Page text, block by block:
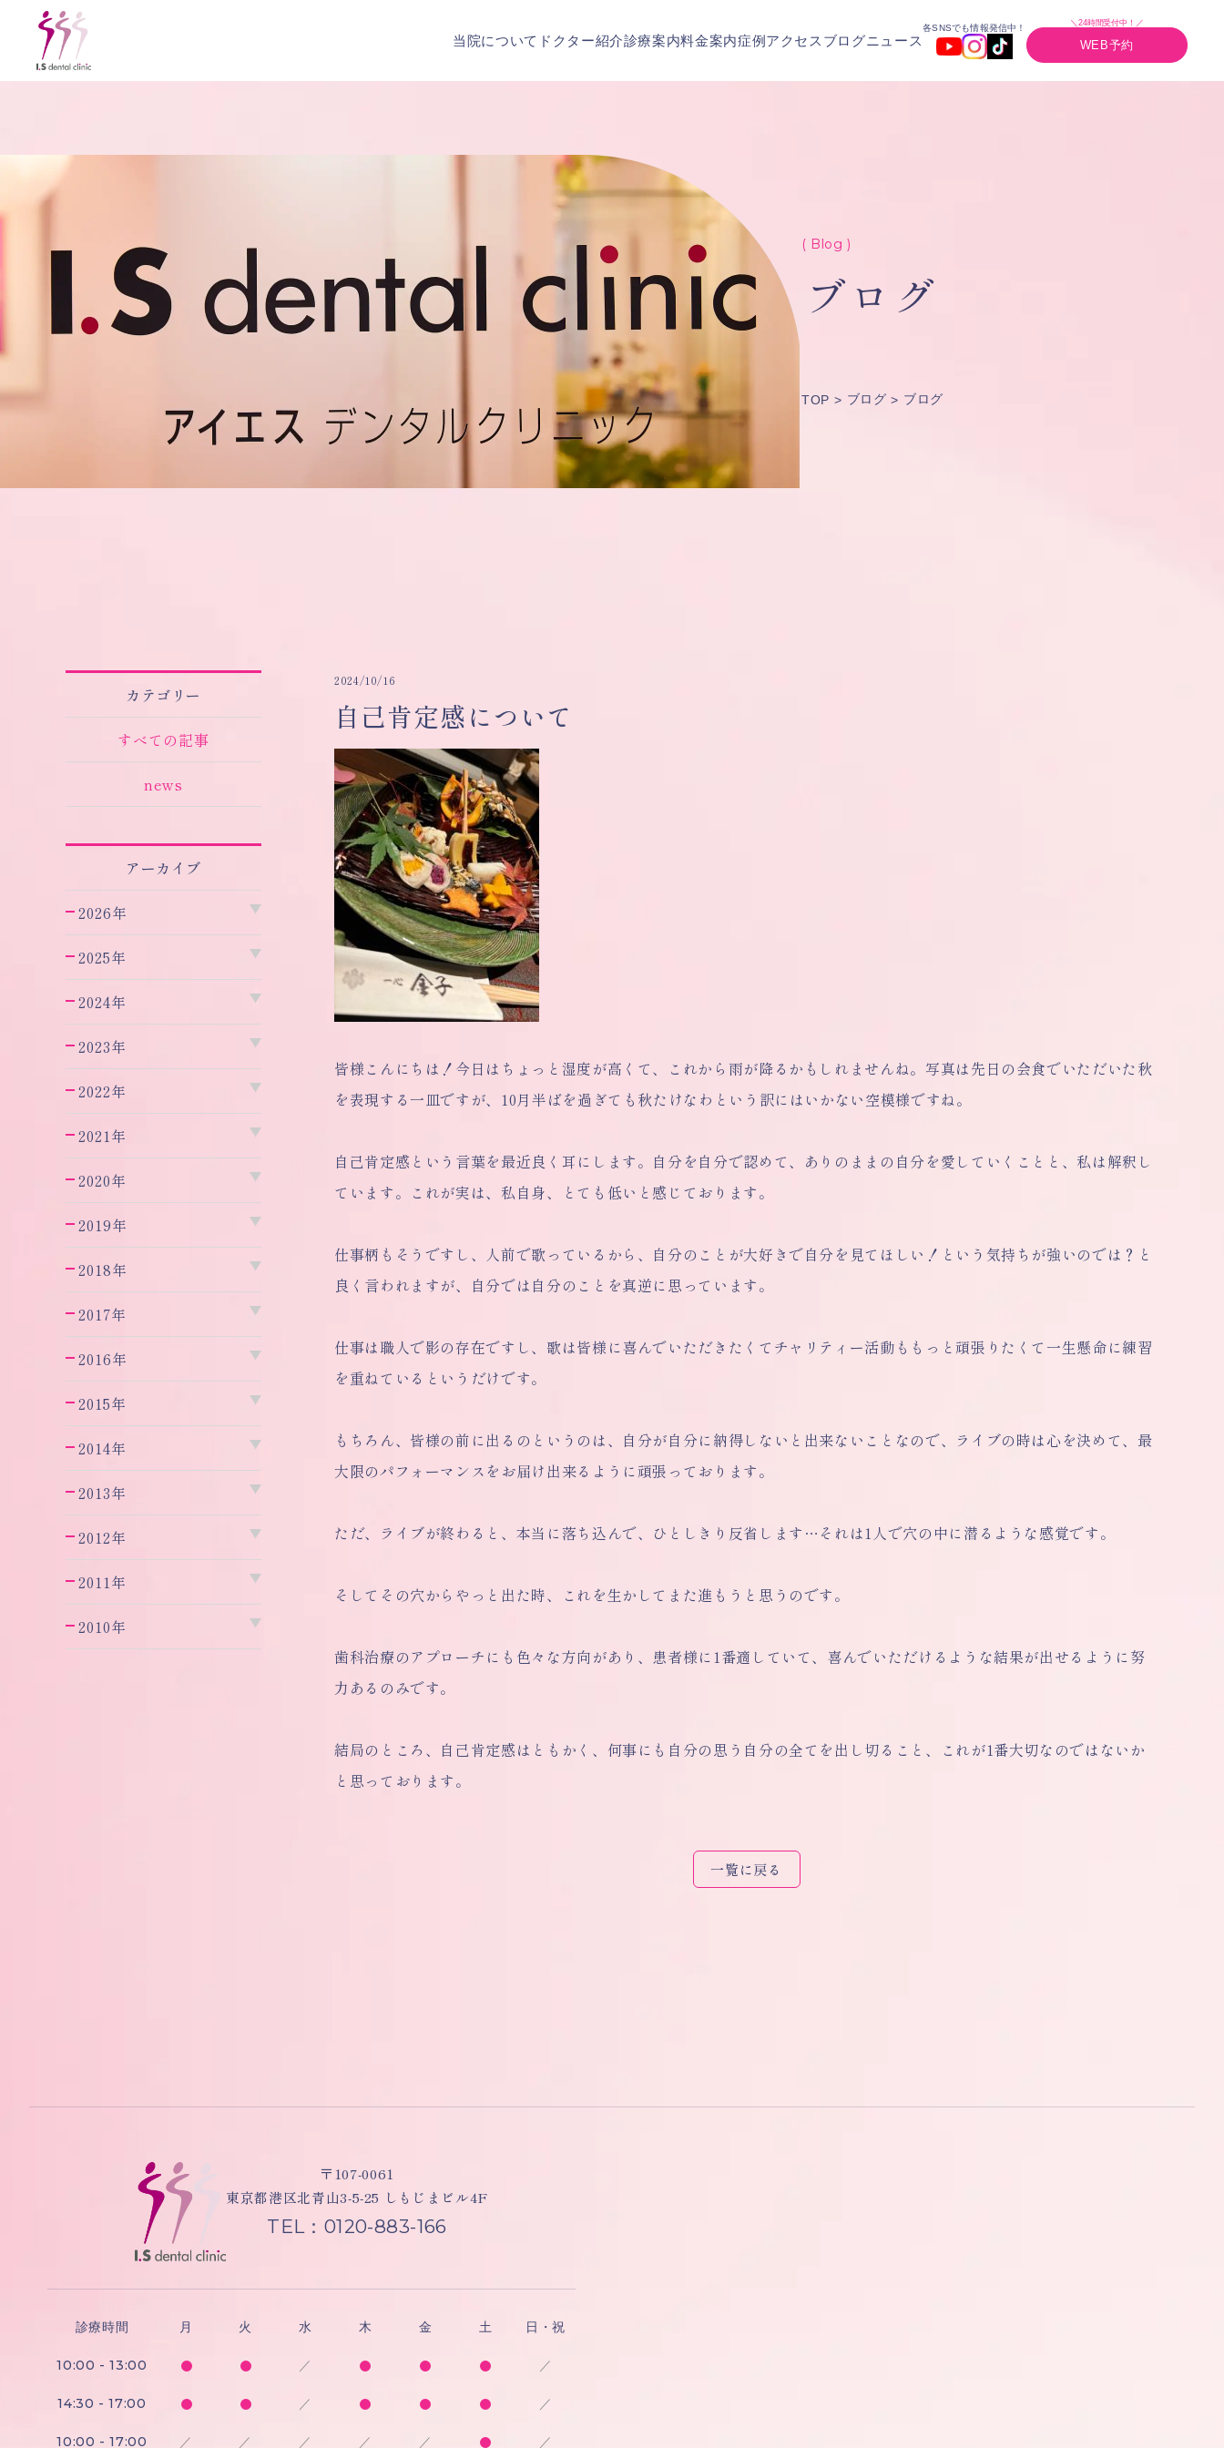
当院について ドクター紹介診療案内料金案内症例アクセス ブログニュース
各SNSでも情報発信中！
＼24時間受付中！／
WEB予約
( Blog )
ブログ
TOP ブログ ブログ
カテゴリー
すべての記事
news
アーカイブ
2026年
2025年
2024年
2023年
2022年
2021年
2020年
2019年
2018年
2017年
2016年
2015年
2014年
2013年
2012年
2011年
2010年
2024/10/16
自己肯定感について
皆様こんにちは！今日はちょっと湿度が高くて、これから雨が降るかもしれませんね。写真は先日の会食でいただいた秋
を表現する一皿ですが、10月半ばを過ぎても秋たけなわという訳にはいかない空模様ですね。
自己肯定感という言葉を最近良く耳にします。自分を自分で認めて、ありのままの自分を愛していくことと、私は解釈し
ています。これが実は、私自身、とても低いと感じております。
仕事柄もそうですし、人前で歌っているから、自分のことが大好きで自分を見てほしい！という気持ちが強いのでは？と
良く言われますが、自分では自分のことを真逆に思っています。
仕事は職人で影の存在ですし、歌は皆様に喜んでいただきたくてチャリティー活動ももっと頑張りたくて一生懸命に練習
を重ねているというだけです。
もちろん、皆様の前に出るのというのは、自分が自分に納得しないと出来ないことなので、ライブの時は心を決めて、最
大限のパフォーマンスをお届け出来るように頑張っております。
ただ、ライブが終わると、本当に落ち込んで、ひとしきり反省します…それは1人で穴の中に潜るような感覚です。
そしてその穴からやっと出た時、これを生かしてまた進もうと思うのです。
歯科治療のアプローチにも色々な方向があり、患者様に1番適していて、喜んでいただけるような結果が出せるように努
力あるのみです。
結局のところ、自己肯定感はともかく、何事にも自分の思う自分の全てを出し切ること、これが1番大切なのではないか
と思っております。
一覧に戻る
〒107-0061
東京都港区北青山3-5-25 しもじまビル4F
TEL：0120-883-166
診療時間 月 火 水 木 金 土 日・祝
10:00 - 13:00 ／ ／
14:30 - 17:00 ／ ／
10:00 - 17:00 ／ ／ ／ ／ ／ ／